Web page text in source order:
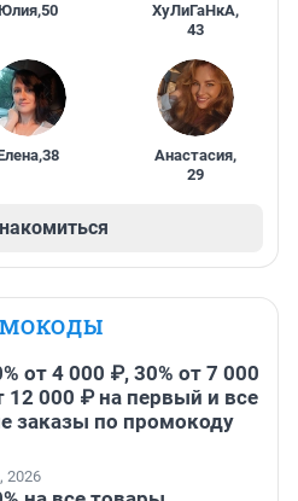
Юлия,50 ХуЛиГаНкА,
43
,38 Анастасия,
29
от 4 000 ₽, 30% от 7 000
12 000 ₽ на первый и все
заказы по промокоду
2026